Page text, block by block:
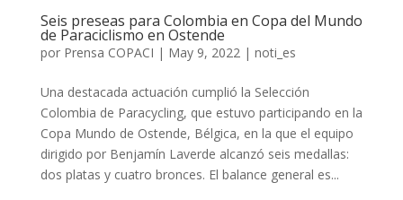
Seis preseas para Colombia en Copa del Mundo
de Paraciclismo en Ostende
por Prensa COPACI | May 9, 2022| noti_es
Una destacada actuación cumplió la Selección
Colombia de Paracycling, que estuvo participando en la
Copa Mundo de Ostende, Bélgica, en la que el equipo
dirigido por Benjamín Laverde alcanzó seis medallas:
dos platas y cuatro bronces. El balance general es...